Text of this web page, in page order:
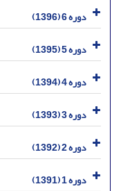
دوره 6 (1396)
دوره 5 (1395)
دوره 4 (1394)
دوره 3 (1393)
دوره 2 (1392)
دوره 1 (1391)